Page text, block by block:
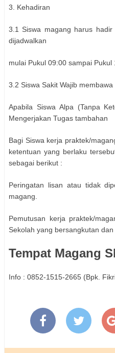
3. Kehadiran
3.1 Siswa magang harus
dijadwalkan
mulai Pukul 09:00 sampai Pukul
3.2 Siswa Sakit Wajib
Apabila Siswa Alpa (Tanpa
Mengerjakan Tugas tambahan
Bagi Siswa kerja praktek/
ketentuan yang berlaku
sebagai berikut :
Peringatan lisan atau tidak
magang.
Pemutusan kerja praktek/
Sekolah yang bersangkutan
Tempat Magang
Info : 0852-1515-2665 (Bpk.